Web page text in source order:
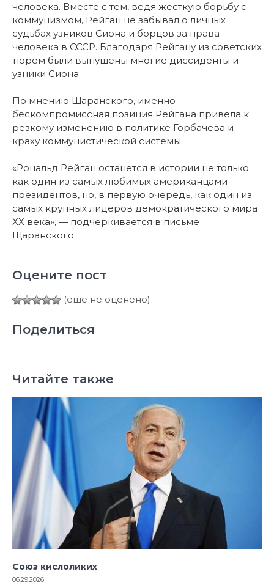
человека. Вместе с тем, ведя жесткую борьбу с
коммунизмом, Рейган не забывал о личных
судьбах узников Сиона и борцов за права
человека в СССР. Благодаря Рейгану из советских
тюрем были выпущены многие диссиденты и
узники Сиона.
По мнению Щаранского, именно
бескомпромиссная позиция Рейгана привела к
резкому изменению в политике Горбачева и
краху коммунистической системы.
«Рональд Рейган останется в истории не только
как один из самых любимых американцами
президентов, но, в первую очередь, как один из
самых крупных лидеров демократического мира
ХХ века», — подчеркивается в письме
Щаранского.
Оцените пост
(ещё не оценено)
Поделиться
Читайте также
Союз кислоликих
06.29.2026